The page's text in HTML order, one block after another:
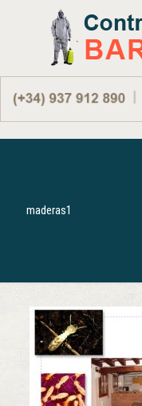
maderas1